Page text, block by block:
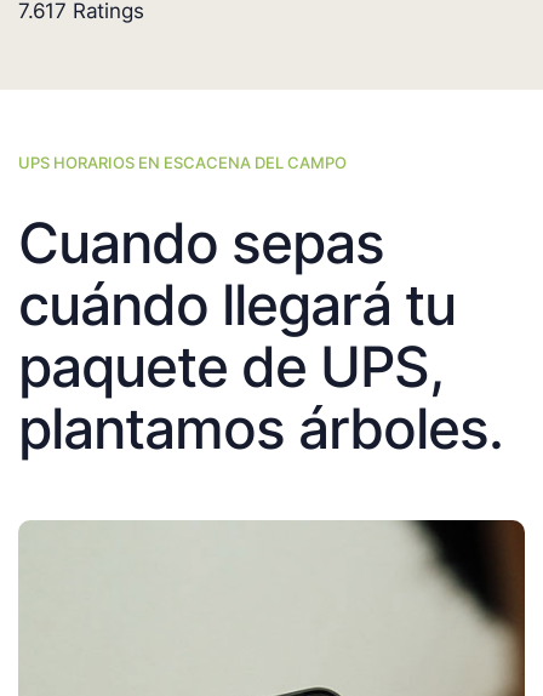
7.617 Ratings
UPS HORARIOS EN ESCACENA DEL CAMPO
Cuando sepas
cuándo llegará tu
paquete de UPS,
plantamos árboles.